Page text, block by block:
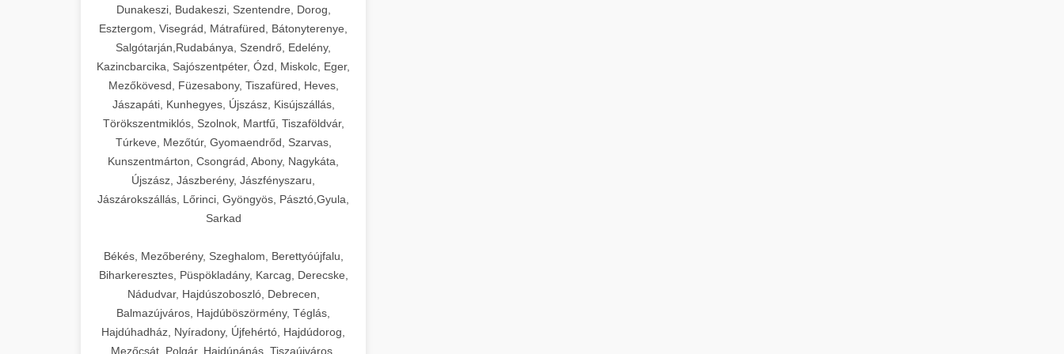
Dunakeszi, Budakeszi, Szentendre, Dorog,
Esztergom, Visegrád, Mátrafüred, Bátonyterenye,
Salgótarján,Rudabánya, Szendrő, Edelény,
Kazincbarcika, Sajószentpéter, Ózd, Miskolc, Eger,
Mezőkövesd, Füzesabony, Tiszafüred, Heves,
Jászapáti, Kunhegyes, Újszász, Kisújszállás,
Törökszentmiklós, Szolnok, Martfű, Tiszaföldvár,
Túrkeve, Mezőtúr, Gyomaendrőd, Szarvas,
Kunszentmárton, Csongrád, Abony, Nagykáta,
Újszász, Jászberény, Jászfényszaru,
Jászárokszállás, Lőrinci, Gyöngyös, Pásztó,Gyula,
Sarkad
Békés, Mezőberény, Szeghalom, Berettyóújfalu,
Biharkeresztes, Püspökladány, Karcag, Derecske,
Nádudvar, Hajdúszoboszló, Debrecen,
Balmazújváros, Hajdúböszörmény, Téglás,
Hajdúhadház, Nyíradony, Újfehértó, Hajdúdorog,
Mezőcsát, Polgár, Hajdúnánás, Tiszaújváros,